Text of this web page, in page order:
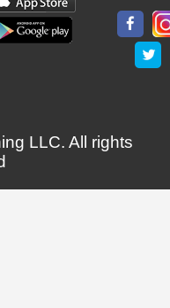
LLC. All rights